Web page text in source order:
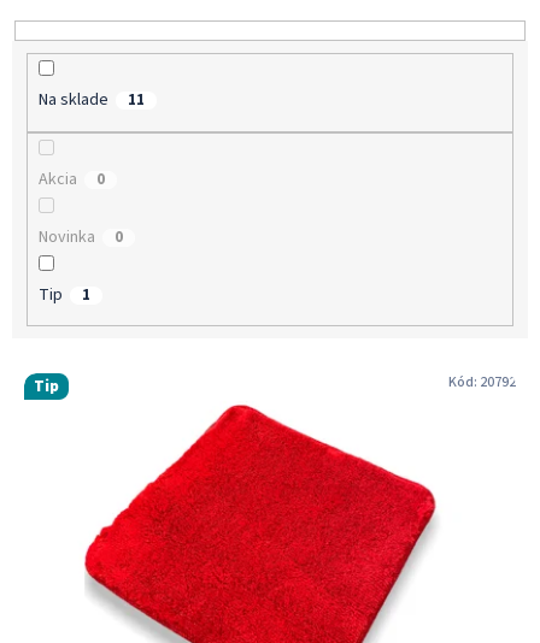
u
k
t
v
Na sklade 11
Akcia 0
Novinka 0
Tip 1
Tip Kód: 20792